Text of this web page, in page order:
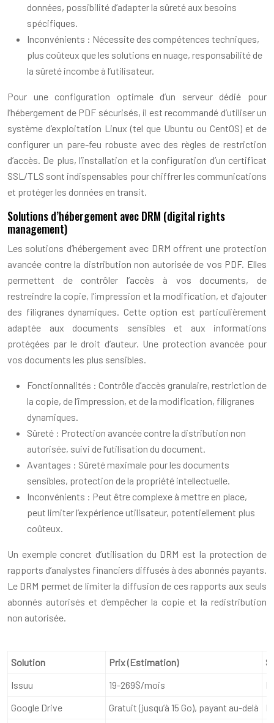
données, possibilité d’adapter la sûreté aux besoins
spécifiques.
Inconvénients : Nécessite des compétences techniques,
plus coûteux que les solutions en nuage, responsabilité de
la sûreté incombe à l’utilisateur.
Pour une configuration optimale d’un serveur dédié pour
l’hébergement de PDF sécurisés, il est recommandé d’utiliser un
système d’exploitation Linux (tel que Ubuntu ou CentOS) et de
configurer un pare-feu robuste avec des règles de restriction
d’accès. De plus, l’installation et la configuration d’un certificat
SSL/TLS sont indispensables pour chiffrer les communications
et protéger les données en transit.
Solutions d’hébergement avec DRM (digital rights
management)
Les solutions d’hébergement avec DRM offrent une protection
avancée contre la distribution non autorisée de vos PDF. Elles
permettent de contrôler l’accès à vos documents, de
restreindre la copie, l’impression et la modification, et d’ajouter
des filigranes dynamiques. Cette option est particulièrement
adaptée aux documents sensibles et aux informations
protégées par le droit d’auteur. Une protection avancée pour
vos documents les plus sensibles.
Fonctionnalités : Contrôle d’accès granulaire, restriction de
la copie, de l’impression, et de la modification, filigranes
dynamiques.
Sûreté : Protection avancée contre la distribution non
autorisée, suivi de l’utilisation du document.
Avantages : Sûreté maximale pour les documents
sensibles, protection de la propriété intellectuelle.
Inconvénients : Peut être complexe à mettre en place,
peut limiter l’expérience utilisateur, potentiellement plus
coûteux.
Un exemple concret d’utilisation du DRM est la protection de
rapports d’analystes financiers diffusés à des abonnés payants.
Le DRM permet de limiter la diffusion de ces rapports aux seuls
abonnés autorisés et d’empêcher la copie et la redistribution
non autorisée.
Solution Prix (Estimation)
Issuu
19-269$/mois
Google Drive
Gratuit (jusqu’à 15 Go), payant au-delà